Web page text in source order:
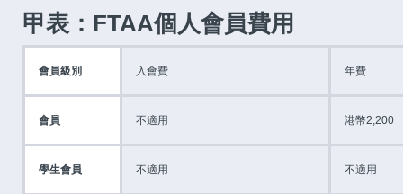
甲表：FTAA個人會員費用
會員級別 入會費 年費
會員 不適用 港幣2,200
學生會員 不適用 不適用